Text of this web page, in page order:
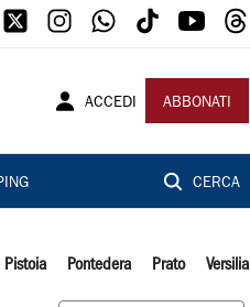
ACCEDI ABBONATI
CERCA
Pistoia Pontedera Prato Versilia